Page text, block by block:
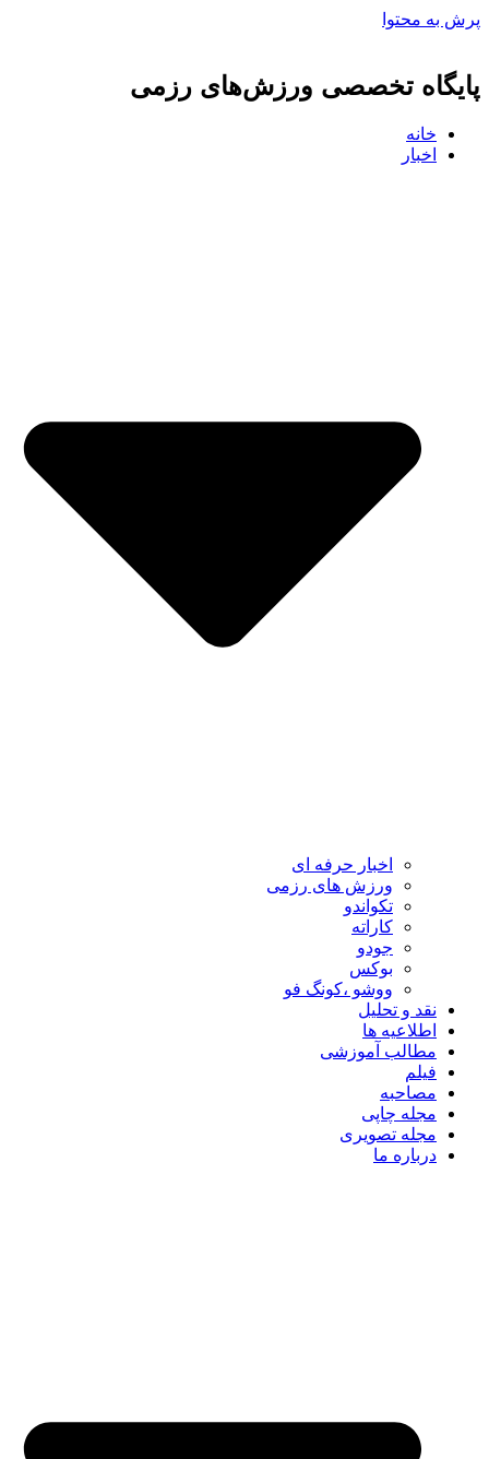
پرش به محتوا
پایگاه تخصصی ورزش‌های رزمی
خانه
اخبار
اخبار حرفه ای
ورزش های رزمی
تکواندو
کاراته
جودو
بوکس
ووشو ،کونگ فو
نقد و تحلیل
اطلاعیه ها
مطالب آموزشی
فیلم
مصاحبه
مجله چاپی
مجله تصویری
درباره ما